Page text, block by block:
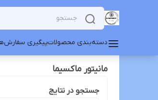
دسته‌بندی محصولاتپیگیری سفارش
مانیتور ماکسیما
جستجو در نتایج